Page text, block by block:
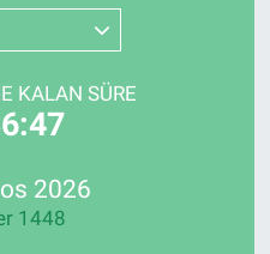
KALAN SÜRE
2026
1448